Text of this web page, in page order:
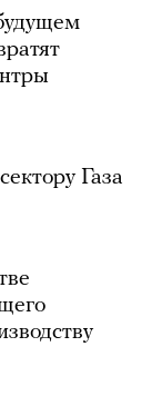
Газа